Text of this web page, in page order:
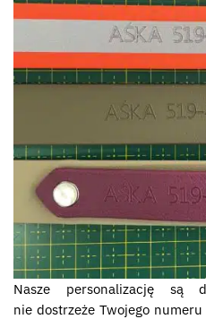
Nasze personalizację są
nie dostrzeże Twojego